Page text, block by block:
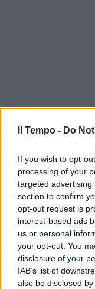
Il Tempo - Do
If you wish to opt-
processing of your
targeted
section to confirm
opt-out request is
interest-based ads
us or personal
your opt-out. You
disclosure of your
IAB’s list of
also be disclosed